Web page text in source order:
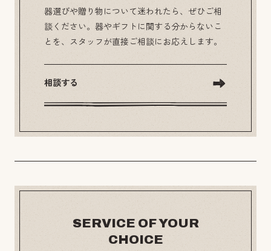
器選びや贈り物について迷われたら、ぜひご相
談ください。器やギフトに関する分からないこ
とを、スタッフが直接ご相談にお応えします。
相談する
SERVICE OF YOUR
CHOICE